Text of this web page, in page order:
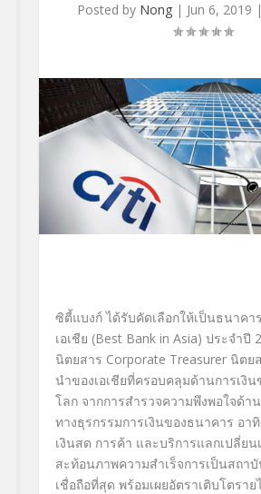
Posted by Nong | Jun 6, 2019
ซิตี้แบงก์ ได้รับคัดเลือกให้เป็นธนาคา
เอเชีย (Best Bank in Asia) ประจำปี
นิตยสาร Corporate Treasurerนิตย
นำของเอเชียที่ครอบคลุมด้านการเงิน
โลก จากการสำรวจความพึงพอใจด้า
ทางธุรกรรมการเงินของธนาคาร อา
เงินสด การค้า และบริการแลกเปลี่ยน
สะท้อนภาพความสำเร็จการเป็นสถาบั
เชื่อถือที่สุด พร้อมเผยอัตราเติบโตราย